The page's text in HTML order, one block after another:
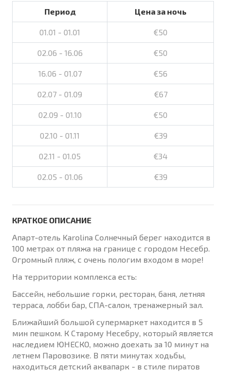
Период Цена за ночь
01.01 - 01.01 €50
02.06 - 16.06 €50
16.06 - 01.07 €56
02.07 - 01.09 €67
02.09 - 01.10 €50
02.10 - 01.11 €39
02.11 - 01.05 €34
02.05 - 01.06 €39
КРАТКОЕ ОПИСАНИЕ
Апарт-отель Karolina Солнечный берег находится в
100 метрах от пляжа на границе с городом Несебр.
Огромный пляж, с очень пологим входом в море!
На территории комплекса есть:
Бассейн, небольшие горки, ресторан, баня, летняя
терраса, лобби бар, СПА-салон, тренажерный зал.
Ближайший большой супермаркет находится в 5
мин пешком. К Старому Несебру, который является
наследием ЮНЕСКО, можно доехать за 10 минут на
летнем Паровозике. В пяти минутах ходьбы,
находиться детский аквапарк - в стиле пиратов